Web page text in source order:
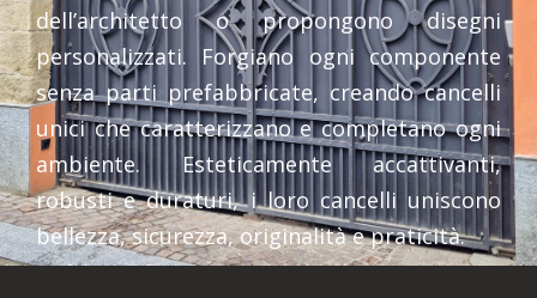
dell’architetto o propongono disegni
personalizzati. Forgiano ogni componente
senza parti prefabbricate, creando cancelli
unici che caratterizzano e completano ogni
ambiente. Esteticamente accattivanti,
robusti e duraturi, i loro cancelli uniscono
bellezza, sicurezza, originalità e praticità.